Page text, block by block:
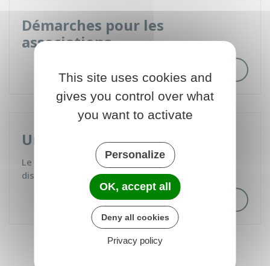
Démarches pour les
associations
Urbanisme
Le service urbanisme de la mairie est à votre
disposition pour vous aider à monter…
This site uses cookies and
gives you control over what
you want to activate
Personalize
OK, accept all
Deny all cookies
Privacy policy